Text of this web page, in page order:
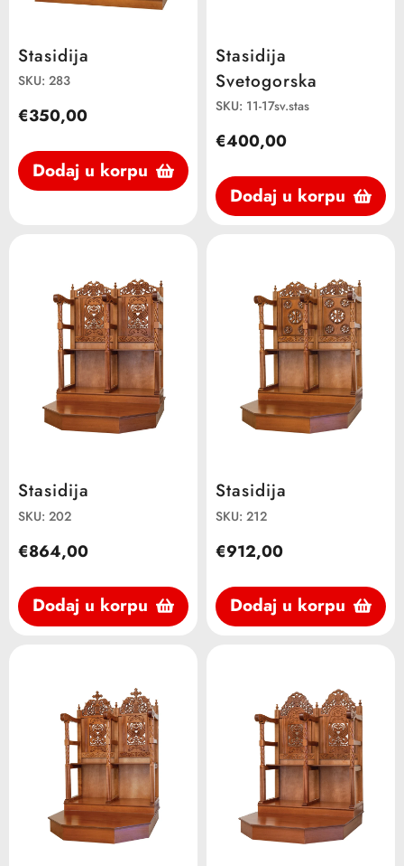
Stasidija
SKU: 283
€350,00
Dodaj u korpu
Stasidija
Svetogorska
SKU: 11-17sv.stas
€400,00
Dodaj u korpu
Stasidija
SKU: 202
€864,00
Dodaj u korpu
Stasidija
SKU: 212
€912,00
Dodaj u korpu